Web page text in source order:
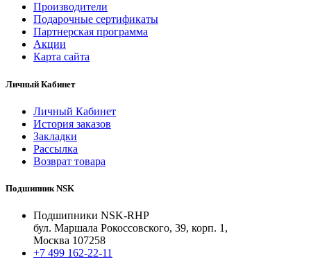
Производители
Подарочные сертификаты
Партнерская программа
Акции
Карта сайта
Личный Кабинет
Личный Кабинет
История заказов
Закладки
Рассылка
Возврат товара
Подшипник NSK
Подшипники NSK-RHP
бул. Маршала Рокоссовского, 39, корп. 1,
Москва 107258
+7 499 162-22-11